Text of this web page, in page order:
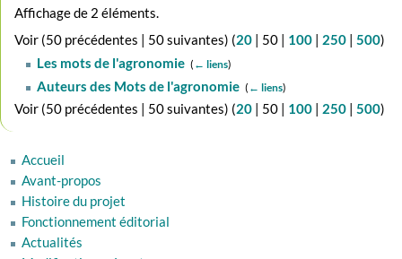
Affichage de 2 éléments.
Voir (50 précédentes | 50 suivantes) (20 | 50 | 100 | 250 |500)
Les mots de l'agronomie‎ ( ← liens)
Auteurs des Mots de l'agronomie‎ ( ← liens)
Voir (50 précédentes | 50 suivantes) (20 | 50 | 100 | 250 |500)
Accueil
Avant-propos
Histoire du projet
Fonctionnement éditorial
Actualités